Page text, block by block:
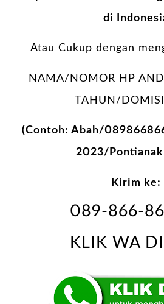
di
Atau Cukup dengan
NAMA/NOMOR HP
TAHUN/
(Contoh: Abah/
2023/
Kirim ke:
089-866-
KLIK WA DI